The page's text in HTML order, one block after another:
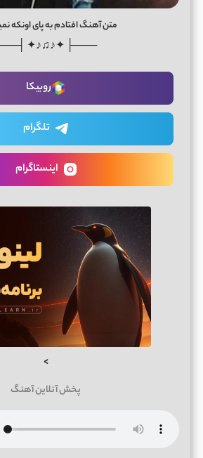
متن آهنگ افتادم به پای اونکه
✦♪♫♪✦ ┤───
روبیکا
تلگرام
اینستاگرام
>
پخش آنلاین آهنگ